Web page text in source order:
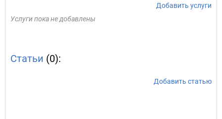
Добавить услуги
Услуги пока не добавлены
Статьи (0):
Добавить статью